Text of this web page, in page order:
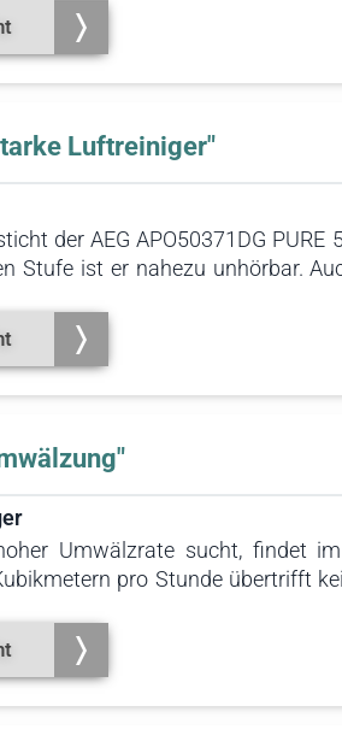
an der Seite
und ein ECO-Modus bietet
Luftreiniger"
der AEG APO50371DG PURE
Stufe ist er nahezu unhörbar.
über die AEG-App
Assistant möglich.
Umwälzrate sucht, findet
pro Stunde übertrifft